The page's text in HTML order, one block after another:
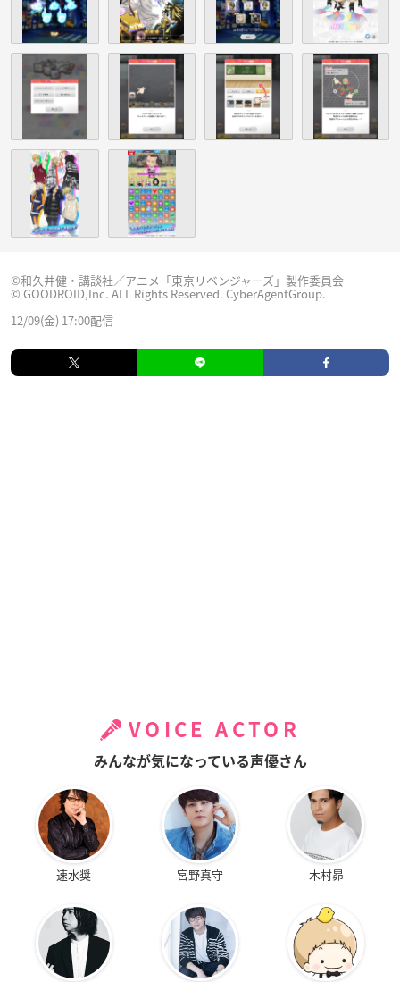
©和久井健・講談社／アニメ「東京リベンジャーズ」製作委員会
© GOODROID,Inc. ALL Rights Reserved. CyberAgentGroup.
12/09(金) 17:00配信
VOICE ACTOR
みんなが気になっている声優さん
速水奨 宮野真守 木村昴